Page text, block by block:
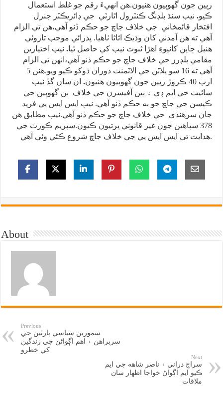
رپين جون گهوٻيون هنيون.هن انهيءَ رقم جو غلط استعمال
ڪيو. نيب سنڌ بلڊنگ ڪنٽرول اٿارٽي جي ڊائريڪٽر جنرل
افتخار قائمخاني جي خلاف جاچ جو حڪم ڏنو آهي،هن تي الزام
آهي ته هن آمدني کان وڌيڪ اثاثا ٺاهيا. پڌرائي موجب تازوئي
هنيل ڇاپن کانپوءِ اهڙا ثبوت نيب کي حاصل ٿيا. نيب اختيارين
مقامي بلڊرز جي خلاف جاچ جو حڪم ڏنو آهي،انهن تي الزام
آهي ته 16 سو پلاٽن جي الاٽمنٽ دوران ڌوکو ڪيو ويو.هنن 5
ارب 40 ڪروڙ رپين جون گهوٻيون هنيون
. ان سان گڏ نيب
سائيٽ جي ايم ڊي ۽ ٻين آفيسرن جي خلاف ٻن گهوٻين جي
ڪيسن جي جاچ جو به حڪم ڏنو آهي. نيب ايس ايس پي فريد
جان سرهندي جي خلاف جاچ جو حڪم ڏنو آهي.نيب مطابق هن
378 سپاهين جون غير قانوني ڀرتيون ڪيون.سپريم ڪورٽ جي
هدايت تي ايس ايس پي جي خلاف جاچ شروع ڪئي وئي آهي.
About
Previous
سمورين سياسي پارٽين جي
سربراهن ۽ اهم اڳواڻن جي زندگين
کي خطرو
Next
سراج دراني ۽ ناصر شاهه جي ايم
ڪيو ايم اڳواڻ خواجا اظهار سان
ملاقات